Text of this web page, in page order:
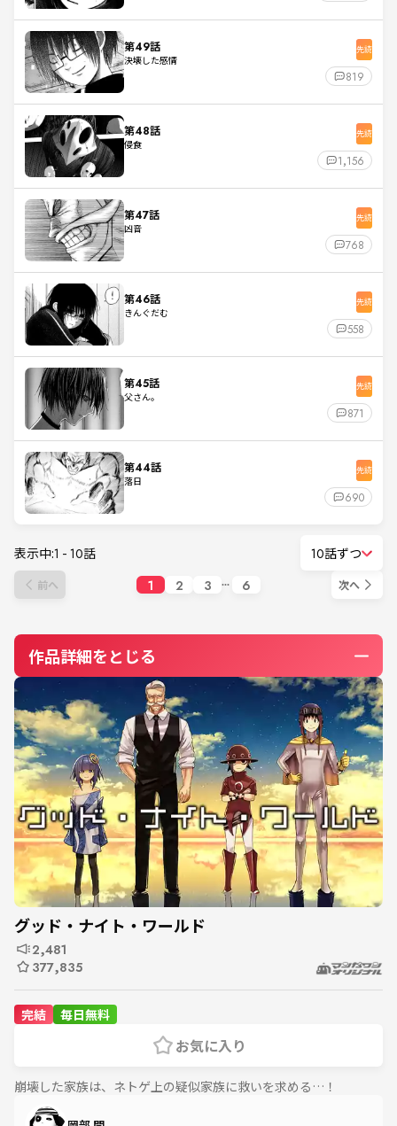
第49話
決壊した感情
先読
819
第48話
侵食
先読
1,156
第47話
凶音
先読
768
第46話
きんぐだむ
先読
558
第45話
父さん。
先読
871
第44話
落日
先読
690
表示中:1 - 10話 10話ずつ
前へ 1 2 3 6 次へ
作品詳細をとじる
グッド・ナイト・ワールド
2,481
377,835
完結 毎日無料
お気に入り
崩壊した家族は、ネトゲ上の疑似家族に救いを求める…！